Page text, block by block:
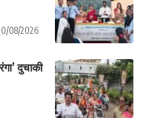
08/2026
दुचाकी